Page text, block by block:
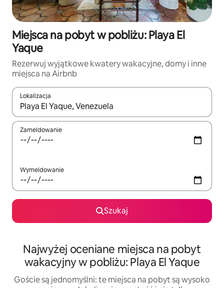
Miejsca na pobyt w pobliżu: Playa El
Yaque
Rezerwuj wyjątkowe kwatery wakacyjne, domy i inne
miejsca na Airbnb
Lokalizacja
Gdy wyniki będą dostępne, możesz poruszać się po nich za
Zameldowanie
Wymeldowanie
Szukaj
Najwyżej oceniane miejsca na pobyt
wakacyjny w pobliżu: Playa El Yaque
Goście są jednomyślni: te miejsca na pobyt są wysoko